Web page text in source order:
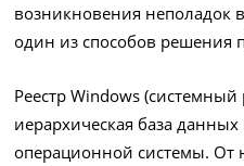
возникновения неполадок
один из способов решения
Реестр Windows
иерархическая база
операционной системы. От